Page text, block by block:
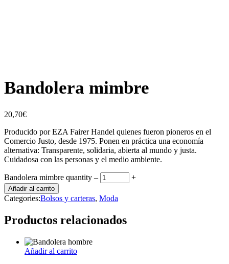
Bandolera mimbre
20,70€
Producido por EZA Fairer Handel quienes fueron pioneros en el
Comercio Justo, desde 1975. Ponen en práctica una economía
alternativa: Transparente, solidaria, abierta al mundo y justa.
Cuidadosa con las personas y el medio ambiente.
Bandolera mimbre quantity ‒ +
Añadir al carrito
Categories:Bolsos y carteras, Moda
Productos relacionados
Añadir al carrito